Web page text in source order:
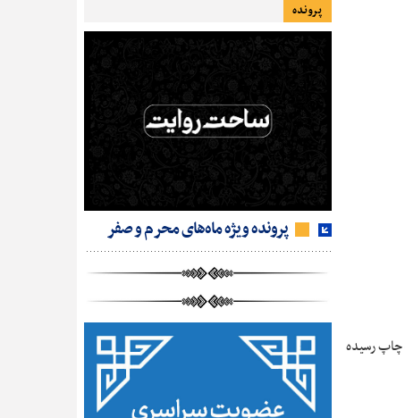
سال ۱۴۰۵ توسط انتشارات آفرینا به چاپ رسیده
پرونده
پرونده ویژه ماه‌های محرم و صفر